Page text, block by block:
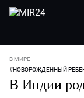
В МИРЕ
#НОВОРОЖДЕННЫЙ
В Индии